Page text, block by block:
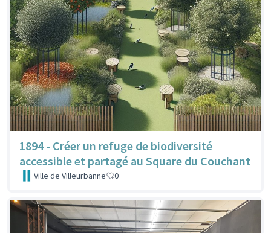
1894 - Créer un refuge de biodiversité
accessible et partagé au Square du Couchant
Ville de Villeurbanne 0